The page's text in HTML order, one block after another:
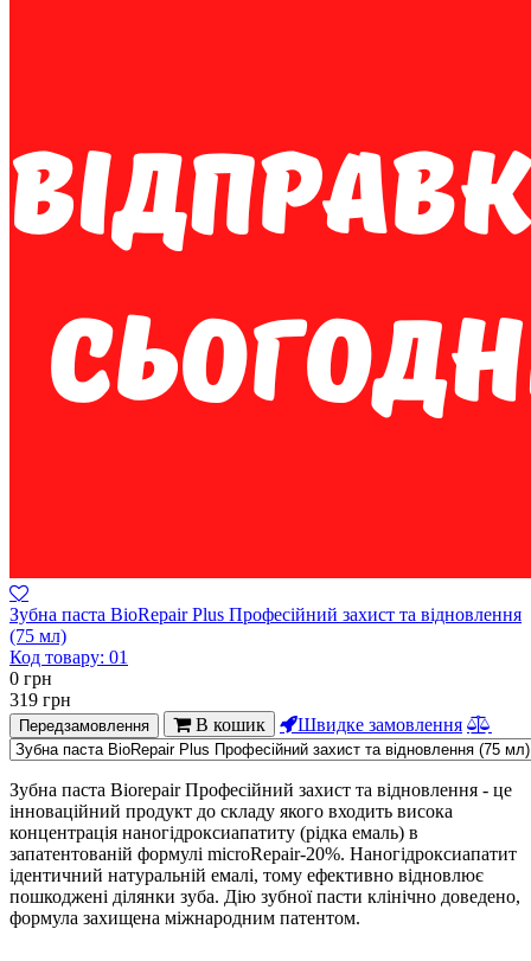
Зубна паста BioRepair Plus Професійний захист та відновлення
(75 мл)
Код товару: 01
0 грн
319 грн
Передзамовлення В кошик Швидке замовлення
Зубна паста Biorepair Професійний захист та відновлення - це
інноваційний продукт до складу якого входить висока
концентрація наногідроксиапатиту (рідка емаль) в
запатентованій формулі microRepair-20%. Наногідроксиапатит
ідентичний натуральній емалі, тому ефективно відновлює
пошкоджені ділянки зуба. Дію зубної пасти клінічно доведено,
формула захищена міжнародним патентом.